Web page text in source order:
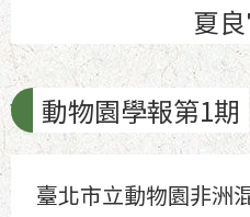
夏
動物園學報第1期
臺北市立動物園非洲